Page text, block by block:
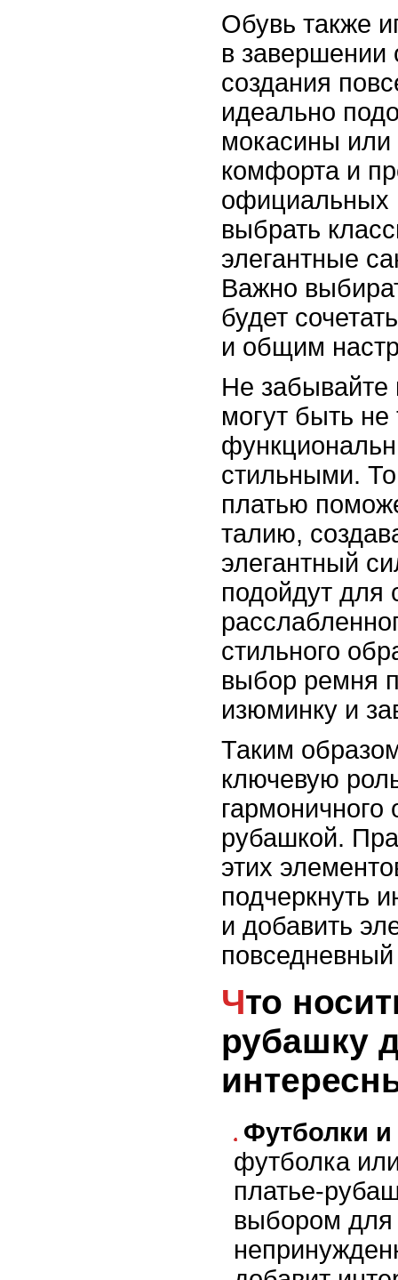
Обувь также
в завершении
создания
идеально
мокасины
комфорта и
официальных
выбрать
элегантные
Важно
будет
и общим
Не
могут быть не
стильными.
платью
талию,
элегантный
подойдут для
стильного
выбор ремня
изюминку и
Таким
ключевую
гармоничного
рубашкой.
этих
подчеркнуть
и добавить
Что носить под платье-
рубашку
Футболки
футболка
платье-
выбором для